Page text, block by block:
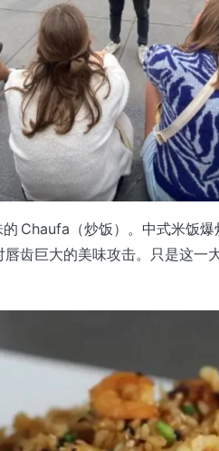
Chaufa（炒饭）。中式米饭
齿巨大的美味攻击。只是这一